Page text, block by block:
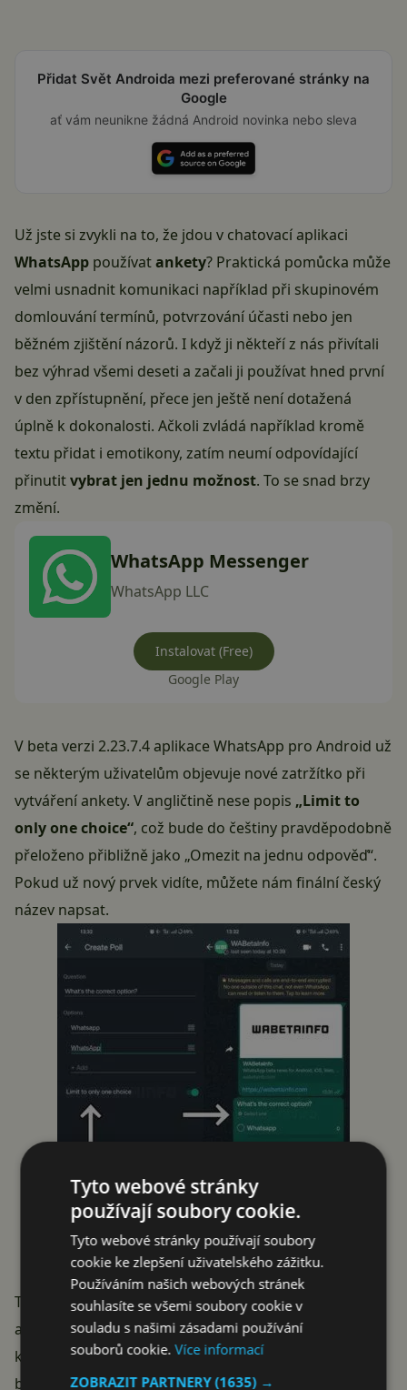
Přidat Svět Androida mezi preferované stránky na
Google
ať vám neunikne žádná Android novinka nebo sleva
Už jste si zvykli na to, že jdou v chatovací aplikaci
WhatsApp používatankety? Praktická pomůcka může
velmi usnadnit komunikaci například při skupinovém
domlouvání termínů, potvrzování účasti nebo jen
běžném zjištění názorů. I když ji někteří z nás přivítali
bez výhrad všemi deseti a začali ji používat hned první
v den zpřístupnění, přece jen ještě není dotažená
úplně k dokonalosti. Ačkoli zvládá například kromě
textu přidat i emotikony, zatím neumí odpovídající
přinutitvybrat jen jednu možnost. To se snad brzy
změní.
WhatsApp Messenger
WhatsApp LLC
Instalovat (Free)
Google Play
V beta verzi 2.23.7.4 aplikace WhatsApp pro Android už
se některým uživatelům objevuje nové zatržítko při
vytváření ankety. V angličtině nese popis „Limit to
only one choice“, což bude do češtiny pravděpodobně
přeloženo přibližně jako „Omezit na jednu odpověď“.
Pokud už nový prvek vidíte, můžete nám finální český
název napsat.
Tato vítaná novinka pak umožní vytvářet striktní
ankety, ve kterých se mají odpovídající jasně vyjádřit,
která možnost je pro ně nejlepší. Nejčastěji se to asi
bude hodit při rozhodování mezi dvěma variantami.
Tyto webové stránky
používají soubory cookie.
Tyto webové stránky používají soubory
cookie ke zlepšení uživatelského zážitku.
Používáním našich webových stránek
souhlasíte se všemi soubory cookie v
souladu s našimi zásadami používání
souborů cookie.Více informací
ZOBRAZIT PARTNERY(1635) →